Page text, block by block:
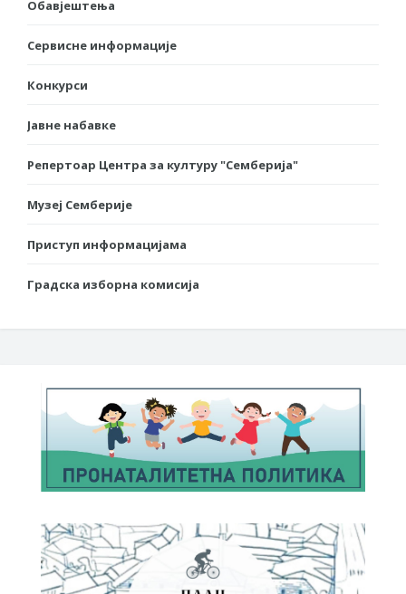
Обавјештења
Сервисне информације
Конкурси
Јавне набавке
Репертоар Центра за културу "Семберија"
Музеј Семберије
Приступ информацијама
Градска изборна комисија